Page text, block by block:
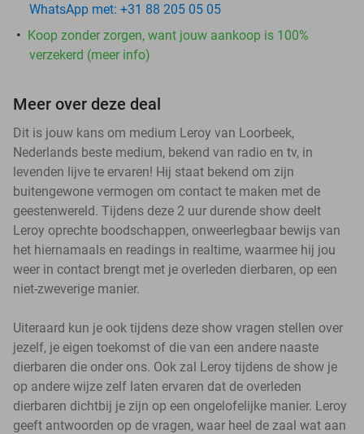
WhatsApp met: +31 88 205 05 05
Koop zonder zorgen, want jouw aankoop is 100%
verzekerd (meer info)
Meer over deze deal
Dit is jouw kans om medium Leroy van Loorbeek,
Nederlands beste medium, bekend van radio en tv, in
levenden lijve te ervaren! Hij staat bekend om zijn
buitengewone vermogen om contact te maken met de
geestenwereld. Tijdens deze 2 uur durende show deelt
Leroy oprechte boodschappen, onweerlegbaar bewijs van
het hiernamaals en readings in realtime, waarmee hij jou
weer in contact brengt met je overleden dierbaren, op een
niet-zweverige manier.
Uiteraard kun je ook tijdens deze show vragen stellen over
jezelf, je eigen toekomst of die van een andere naaste
dierbaren die onder ons. Ook zal Leroy tijdens de show je
op andere wijze zelf laten ervaren dat de overleden
dierbaren dichtbij je zijn op een ongelofelijke manier. Leroy
geeft antwoorden op de vragen, waar heel de zaal wat aan